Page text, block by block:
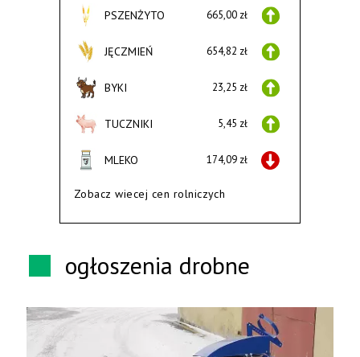
PSZENŻYTO 665,00 zł
JĘCZMIEŃ 654,82 zł
BYKI 23,25 zł
TUCZNIKI 5,45 zł
MLEKO 174,09 zł
Zobacz wiecej cen rolniczych
ogłoszenia drobne